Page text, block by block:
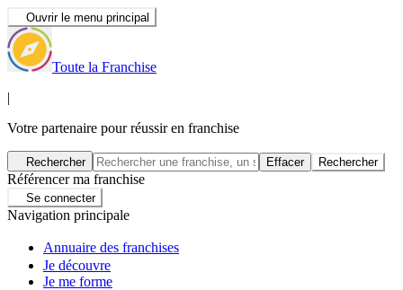
Ouvrir le menu principal
Toute la Franchise
|
Votre partenaire pour réussir en franchise
Rechercher Effacer Rechercher
Référencer ma franchise
Se connecter
Navigation principale
Annuaire des franchises
Je découvre
Je me forme